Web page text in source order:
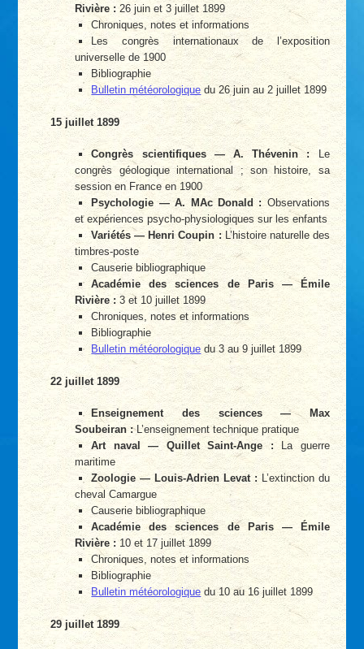
Rivière : 26 juin et 3 juillet 1899
Chroniques, notes et informations
Les congrès internationaux de l’exposition
universelle de 1900
Bibliographie
Bulletin météorologiquedu 26 juin au 2 juillet 1899
15 juillet 1899
Congrès scientifiques — A. Thévenin : Le
congrès géologique international ; son histoire, sa
session en France en 1900
Psychologie — A. MAc Donald :Observations
et expériences psycho-physiologiques sur les enfants
Variétés — Henri Coupin :L’histoire naturelle des
timbres-poste
Causerie bibliographique
Académie des sciences de Paris — Émile
Rivière : 3 et 10 juillet 1899
Chroniques, notes et informations
Bibliographie
Bulletin météorologique du 3 au 9 juillet 1899
22 juillet 1899
Enseignement des sciences — Max
Soubeiran :L’enseignement technique pratique
Art naval — Quillet Saint-Ange : La guerre
maritime
Zoologie — Louis-Adrien Levat : L’extinction du
cheval Camargue
Causerie bibliographique
Académie des sciences de Paris — Émile
Rivière : 10 et 17 juillet 1899
Chroniques, notes et informations
Bibliographie
Bulletin météorologique du 10 au 16 juillet 1899
29 juillet 1899